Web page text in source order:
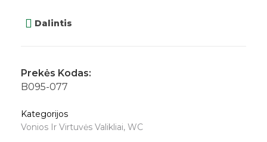
Dalintis
Prekės Kodas:
B095-077
Kategorijos
Vonios Ir Virtuvės Valikliai, WC